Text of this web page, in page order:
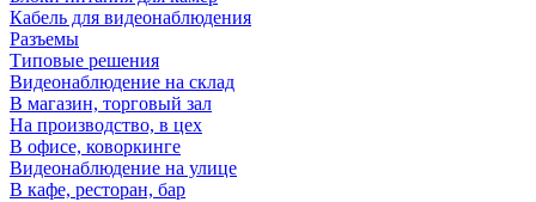
Кабель для видеонаблюдения
Разъемы
Типовые решения
Видеонаблюдение на склад
В магазин, торговый зал
На производство, в цех
В офисе, коворкинге
Видеонаблюдение на улице
В кафе, ресторан, бар